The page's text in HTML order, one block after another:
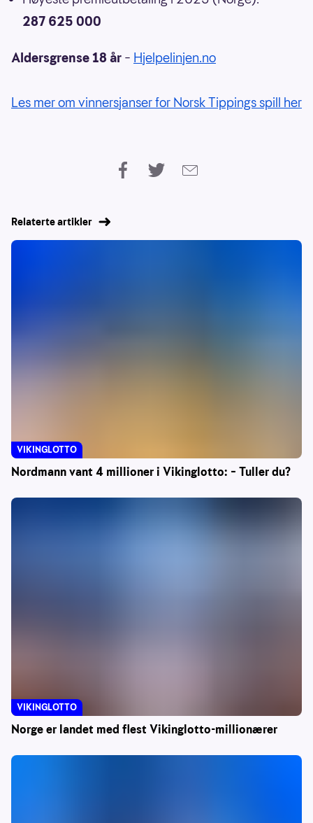
287 625 000
Aldersgrense 18 år – Hjelpelinjen.no
Les mer om vinnersjanser for Norsk Tippings spill her
Relaterte artikler
Nordmann vant 4 millioner i Vikinglotto: – Tuller du?
VIKINGLOTTO
Norge er landet med flest Vikinglotto-millionærer
VIKINGLOTTO